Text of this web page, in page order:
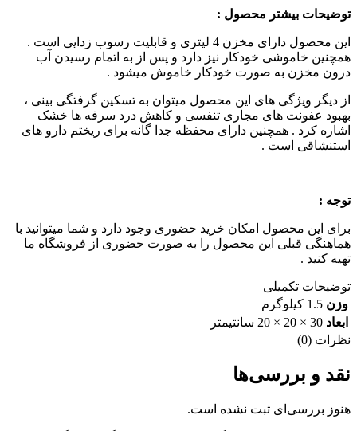
توضیحات بیشتر محصول :
این محصول دارای مخزن 4 لیتری و قابلیت رسوب زدایی است .
همچنین خاموشی خودکار نیز دارد و پس از به اتمام رسیدن آب
درون مخزن به صورت خودکار خاموش میشود .
از دیگر ویژگی های این محصول میتوان به تسکین گرفتگی بینی ،
بهبود عفونت های مجاری تنفسی و کاهش درد سرفه ها خشک
اشاره کرد . همچنین دارای محفظه جدا گانه برای ریختم دارو های
استنشاقی است .
توجه :
برای این محصول امکان خرید حضوری وجود دارد و شما میتوانید با
هماهنگی قبلی این محصول را به صورت حضوری از فروشگاه ما
تهیه کنید .
توضیحات تکمیلی
وزن 1.5 کیلوگرم
ابعاد 30 × 20 × 20 سانتیمتر
نظرات (0)
نقد و بررسی‌ها
هنوز بررسی‌ای ثبت نشده است.